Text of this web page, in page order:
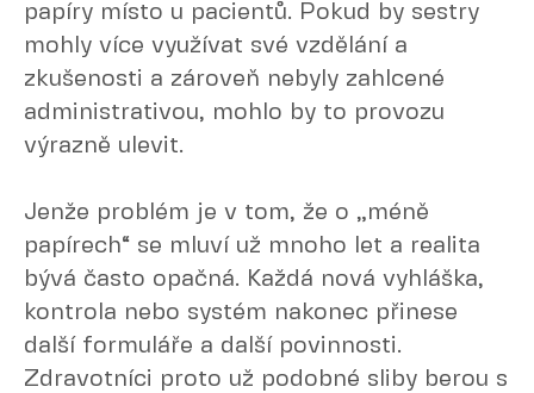
papíry místo u pacientů. Pokud by sestry
mohly více využívat své vzdělání a
zkušenosti a zároveň nebyly zahlcené
administrativou, mohlo by to provozu
výrazně ulevit.
Jenže problém je v tom, že o „méně
papírech“ se mluví už mnoho let a realita
bývá často opačná. Každá nová vyhláška,
kontrola nebo systém nakonec přinese
další formuláře a další povinnosti.
Zdravotníci proto už podobné sliby berou s